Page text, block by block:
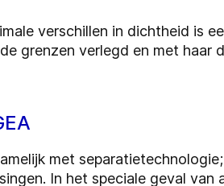
verschillen in dichtheid is
grenzen verlegd en met haar
met
In het speciale geval